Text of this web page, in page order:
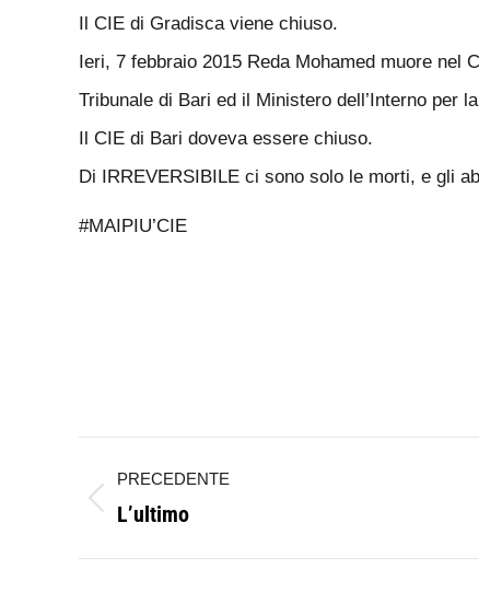
Il CIE di Gradisca viene chiuso.
Ieri, 7 febbraio 2015 Reda Mohamed muore nel
Tribunale di Bari ed il Ministero dell’Interno per
Il CIE di Bari doveva essere chiuso.
Di IRREVERSIBILE ci sono solo le morti, e gli
#MAIPIU’CIE
tra
PRECEDENTE
Post
precedente:
L’ultimo